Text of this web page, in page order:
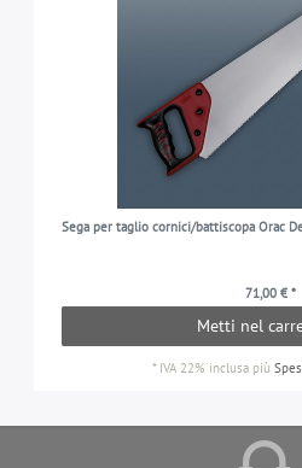
Sega per taglio cornici/battiscopa Orac
71,00 € *
Metti nel
* IVA 22% inclusapiù